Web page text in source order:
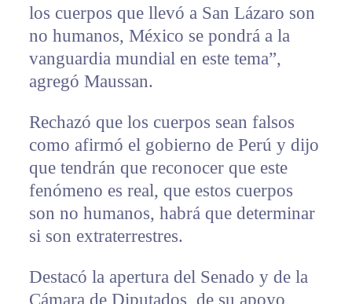
los cuerpos que llevó a San Lázaro son
no humanos, México se pondrá a la
vanguardia mundial en este tema”,
agregó Maussan.
Rechazó que los cuerpos sean falsos
como afirmó el gobierno de Perú y dijo
que tendrán que reconocer que este
fenómeno es real, que estos cuerpos
son no humanos, habrá que determinar
si son extraterrestres.
Destacó la apertura del Senado y de la
Cámara de Diputados, de su apoyo,